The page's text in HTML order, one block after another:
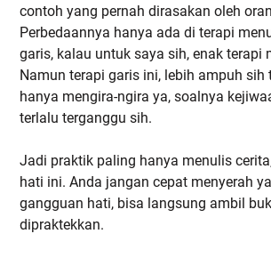
contoh yang pernah dirasakan oleh
Perbedaannya hanya ada di terapi
garis, kalau untuk saya sih, enak terapi
Namun terapi garis ini, lebih ampuh sih
hanya mengira-ngira ya, soalnya
terlalu terganggu sih.
Jadi praktik paling hanya menulis
hati ini. Anda jangan cepat menyerah
gangguan hati, bisa langsung ambil
dipraktekkan.